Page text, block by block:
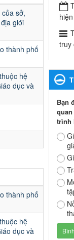
sở,
giới
thành phố
hệ
dục và
thành phố
hệ
dục và
lĩnh
dân
Đào
cấp
vực
giáo
giáo
dục
dân
truy
Bạn
trình